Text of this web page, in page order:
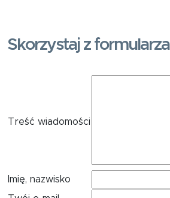
Skorzystaj z formularza
Treść wiadomości
Imię, nazwisko